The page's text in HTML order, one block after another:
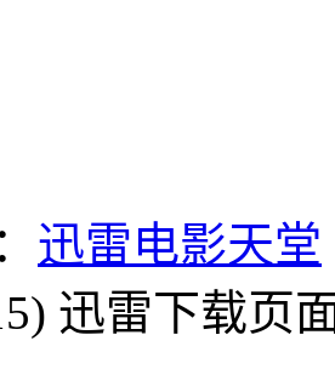
迅雷电影天堂
迅雷下载页